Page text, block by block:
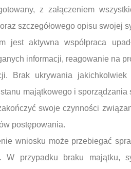
z załączeniem
szczegółowego opisu swojej
jest aktywna współpraca
informacji, reagowanie na
Brak ukrywania
majątkowego i
swoje czynności
postępowania.
wniosku może przebiegać
W przypadku braku majątku,